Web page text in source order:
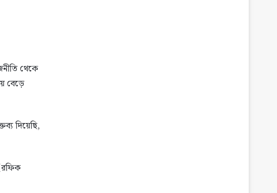
থেকে
বেড়ে
দিয়েছি,